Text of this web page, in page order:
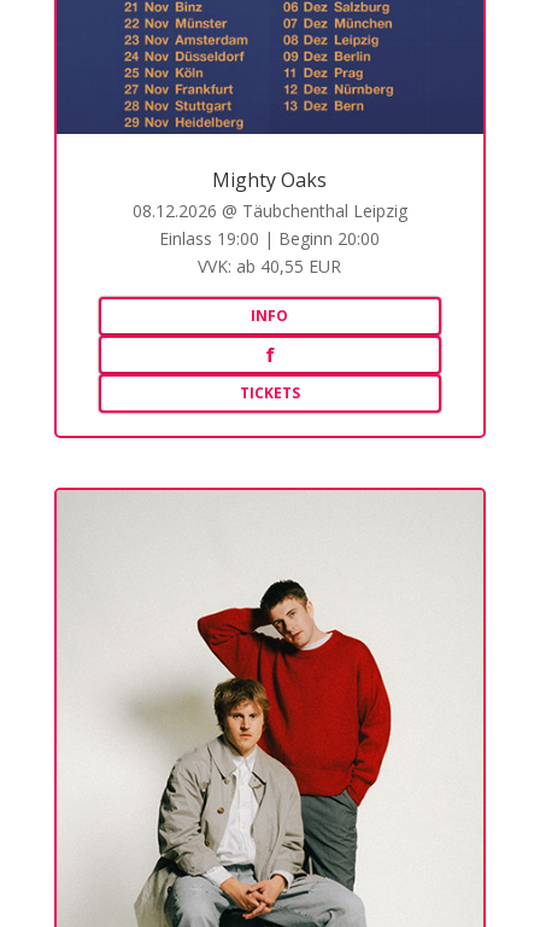
Mighty Oaks
08.12.2026 @ Täubchenthal Leipzig
Einlass 19:00 | Beginn 20:00
VVK: ab 40,55 EUR
INFO
f
TICKETS